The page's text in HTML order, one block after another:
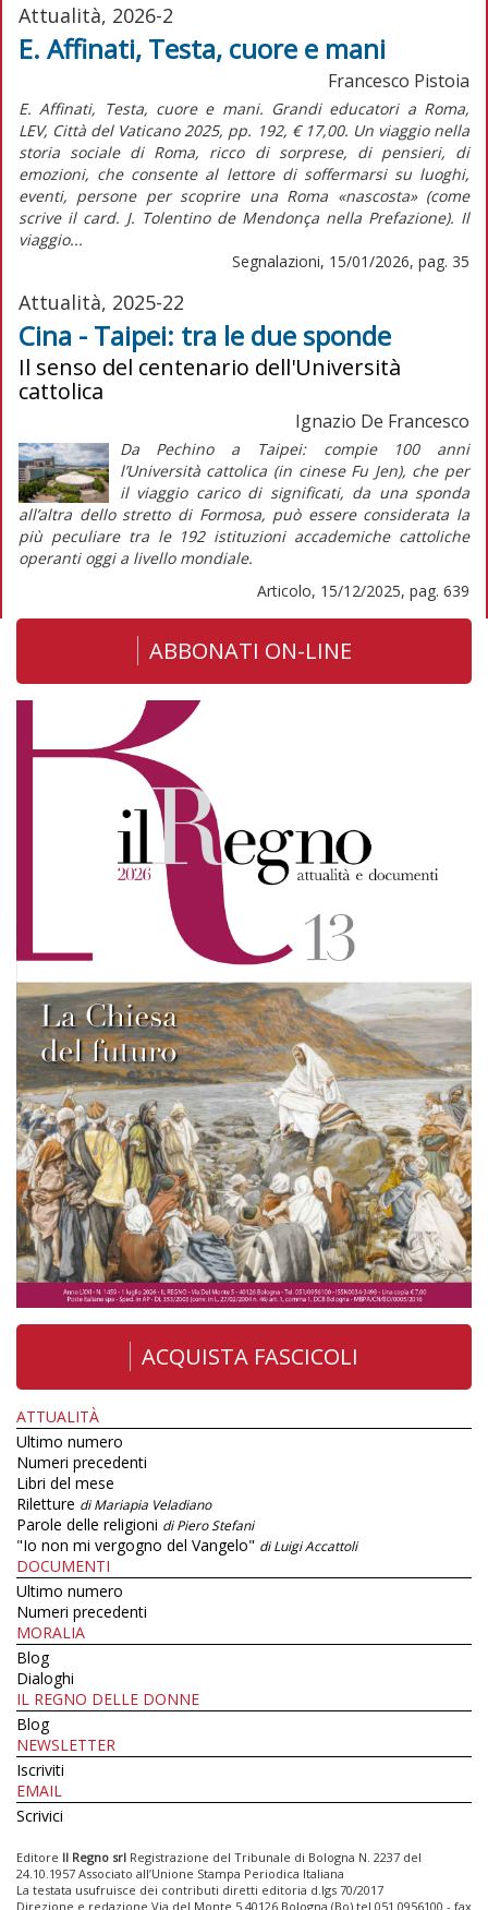
Attualità, 2026-2
E. Affinati, Testa, cuore e mani
Francesco Pistoia
E. Affinati, Testa, cuore e mani. Grandi educatori a Roma,
LEV, Città del Vaticano 2025, pp. 192, € 17,00. Un viaggio nella
storia sociale di Roma, ricco di sorprese, di pensieri, di
emozioni, che consente al lettore di soffermarsi su luoghi,
eventi, persone per scoprire una Roma «nascosta» (come
scrive il card. J. Tolentino de Mendonça nella Prefazione). Il
viaggio...
Segnalazioni, 15/01/2026, pag. 35
Attualità, 2025-22
Cina - Taipei: tra le due sponde
Il senso del centenario dell'Università
cattolica
Ignazio De Francesco
Da Pechino a Taipei: compie 100 anni
l’Università cattolica (in cinese Fu Jen), che per
il viaggiocarico di significati, da una sponda
all’altra dello stretto di Formosa, può essere considerata la
più peculiare tra le 192 istituzioni accademiche cattoliche
operanti oggi a livello mondiale.
Articolo, 15/12/2025, pag. 639
ABBONATI ON-LINE
ACQUISTA FASCICOLI
ATTUALITÀ
Ultimo numero
Numeri precedenti
Libri del mese
Riletture di Mariapia Veladiano
Parole delle religioni di Piero Stefani
"Io non mi vergogno del Vangelo" di Luigi Accattoli
DOCUMENTI
Ultimo numero
Numeri precedenti
MORALIA
Blog
Dialoghi
IL REGNO DELLE DONNE
Blog
NEWSLETTER
Iscriviti
EMAIL
Scrivici
Editore Il Regno srl Registrazione del Tribunale di Bologna N. 2237 del
24.10.1957 Associato all’Unione Stampa Periodica Italiana
La testata usufruisce dei contributi diretti editoria d.lgs 70/2017
Direzione e redazione Via del Monte 5 40126 Bologna (Bo) tel 051 0956100 - fax